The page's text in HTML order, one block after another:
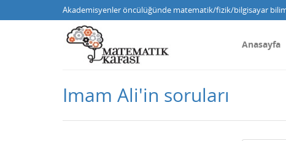
Akademisyenler öncülüğünde matematik/fizik/bilgisayar
Anasayfa
Imam Ali'in soruları